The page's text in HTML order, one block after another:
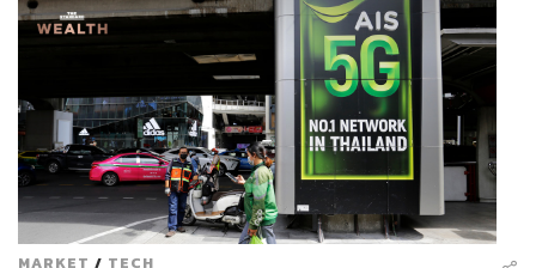
MARKET / TECH